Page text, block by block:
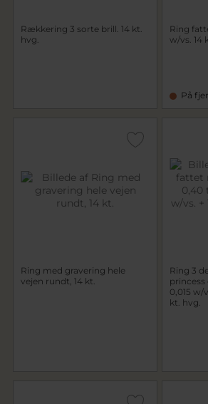
Rækkering 3 sorte brill. 14 kt.
hvg.
Ring
w/vs. 14
På
Ring med gravering hele
vejen rundt, 14 kt.
Ring 3
princess
0,015 w/
kt. hvg.